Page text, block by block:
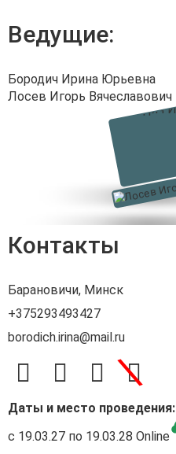
Ведущие:
Бородич Ирина Юрьевна
Лосев Игорь Вячеславович
Контакты
Барановичи, Минск
+375293493427
borodich.irina@mail.ru
\
Даты и место проведения:
с 19.03.27 по 19.03.28 Online